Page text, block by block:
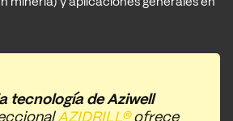
tecnología de Aziwell
AZIDRILL®ofrece